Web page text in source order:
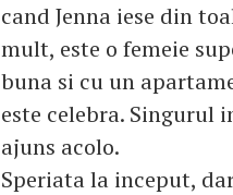
cand Jenna iese din
mult, este o femeie
buna si cu un
este celebra. Singurul
ajuns acolo.
Speriata la inceput,